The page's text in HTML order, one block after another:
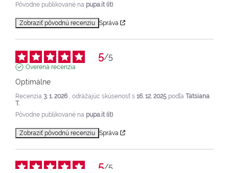
Pôvodne publikované na pupa.it (it)
Zobraziť pôvodnú recenziu Správa
5/5
Overená recenzia
Optimálne
Recenzia 3. 1. 2026 , odrážajúc skúsenosť s 16. 12. 2025 podľa Tatsiana
T.
Pôvodne publikované na pupa.it (it)
Zobraziť pôvodnú recenziu Správa
5/5